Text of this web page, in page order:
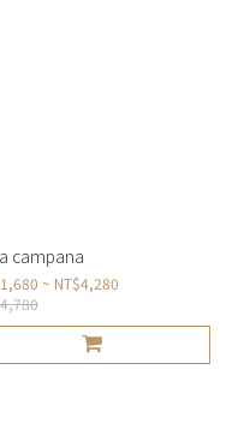
campana
~ NT$4,280